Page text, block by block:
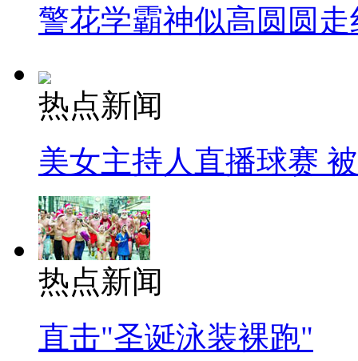
警花学霸神似高圆圆走
热点新闻
美女主持人直播球赛
热点新闻
直击"圣诞泳装裸跑"